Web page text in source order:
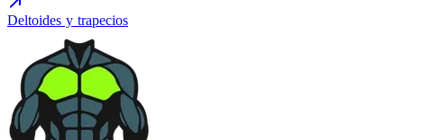
Deltoides y trapecios